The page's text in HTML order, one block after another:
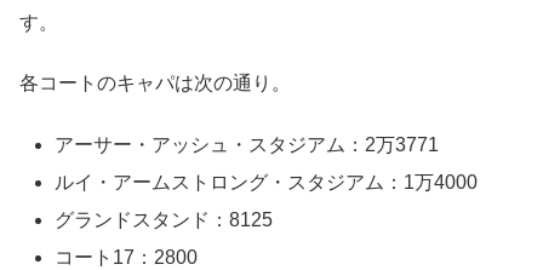
す。
各コートのキャパは次の通り。
アーサー・アッシュ・スタジアム：2万3771
ルイ・アームストロング・スタジアム：1万4000
グランドスタンド：8125
コート17：2800